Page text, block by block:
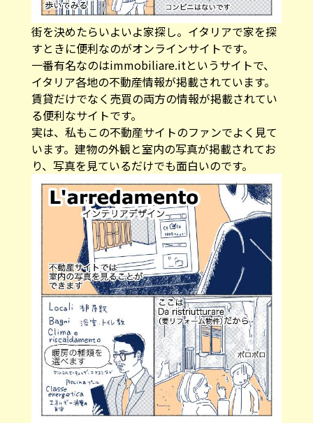
街を決めたらいよいよ家探し。イタリアで家を探
すときに便利なのがオンラインサイトです。
一番有名なのはimmobiliare.itというサイトで、
イタリア各地の不動産情報が掲載されています。
賃貸だけでなく売買の両方の情報が掲載されてい
る便利なサイトです。
実は、私もこの不動産サイトのファンでよく見て
います。建物の外観と室内の写真が掲載されてお
り、写真を見ているだけでも面白いのです。